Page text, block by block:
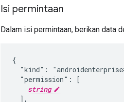
Isi permintaan
Dalam isi permintaan, berikan data
{
"kind":
  "permission": [
string
  ],